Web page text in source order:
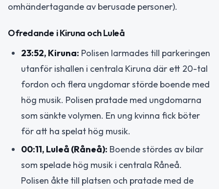
omhändertagande av berusade personer).
Ofredande i Kiruna och Luleå
23:52, Kiruna: Polisen larmades till parkeringen
utanför ishallen i centrala Kiruna där ett 20-tal
fordon och flera ungdomar störde boende med
hög musik. Polisen pratade med ungdomarna
som sänkte volymen. En ung kvinna fick böter
för att ha spelat hög musik.
00:11, Luleå (Råneå): Boende stördes av bilar
som spelade hög musik i centrala Råneå.
Polisen åkte till platsen och pratade med de